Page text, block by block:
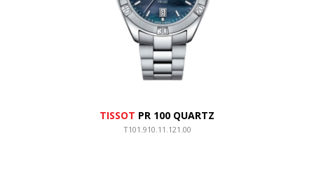
TISSOT PR 100 QUARTZ
T101.910.11.121.00